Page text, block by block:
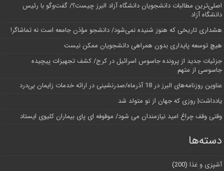
اصلی‌ترین مطالبات دانشجویان دانشگاه آزاد البرز چیست؟/ گفت‌وگو با رئیس
دانشگاه آز‌اد
هشداری تاریخی که هنوز شنیده نمی‌شود/ دانشجو مؤذن جامعه است نه تماشاگر!
هیچ توسعه پایداری بدون همراهی دانشجویان ممکن نیست
جزئیات جدید از پرونده جاسوس اسرائیل در کرج/‌ کشف تجهیزات پیچیده
جاسوسی از متهم
عناوین روزنامه‌های البرز در ‌18 آذرماه/صدرنشینی در ارائه خدمات زایمان بی‌درد
یادداشت| روزی که جهان از نو متولد شد
وقتی وقف چراغ امید نیازمندان می شود/ موقوفه ای پای بیماران کلیوی ایستاد
دسته‌ها
آشپزی و غذا (200)